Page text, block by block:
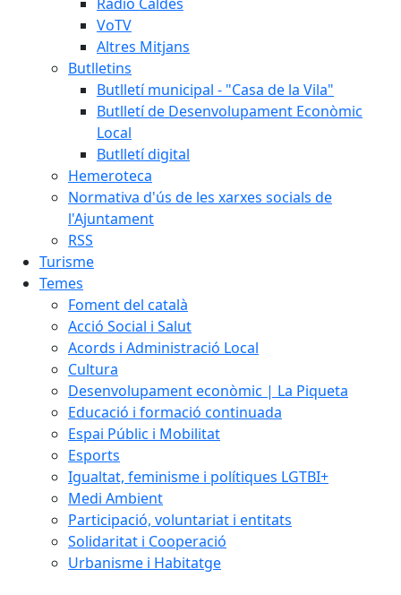
VoTV
Altres Mitjans
Butlletins
Butlletí municipal - "Casa de la Vila"
Butlletí de Desenvolupament Econòmic
Local
Butlletí digital
Hemeroteca
Normativa d'ús de les xarxes socials de
l'Ajuntament
RSS
Turisme
Temes
Foment del català
Acció Social i Salut
Acords i Administració Local
Cultura
Desenvolupament econòmic | La Piqueta
Educació i formació continuada
Espai Públic i Mobilitat
Esports
Igualtat, feminisme i polítiques LGTBI+
Medi Ambient
Participació, voluntariat i entitats
Solidaritat i Cooperació
Urbanisme i Habitatge